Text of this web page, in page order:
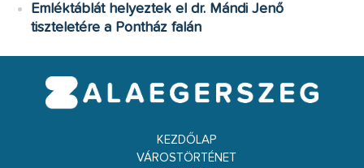
Emléktáblát helyeztek el dr. Mándi Jenő
tiszteletére a Pontház falán
KEZDŐLAP
VÁROSTÖRTÉNET